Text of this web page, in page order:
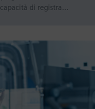
di registra…